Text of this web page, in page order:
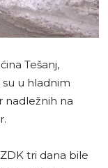
Tešanj,
su u hladnim
nadležnih na
tri dana bile